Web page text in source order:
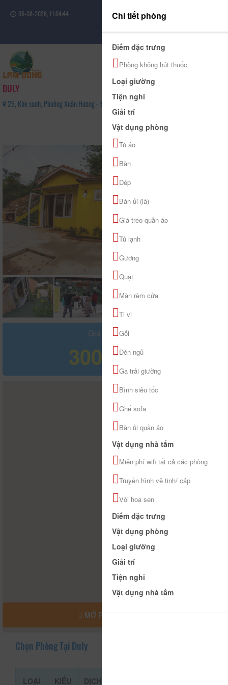
06-08-2026, 11:04:44
Đăng nhập
DULY
25, Khe sanh, Phường Xuân Hương - Đà Lạt, Tỉnh Lâm Đồng - 091 938 94 59
(0 Đánh giá)
Giá tham khảo
300.000 đ
MỞ RỘNG BẢN ĐỒ
Chọn Phòng Tại Duly
LOẠI
KIỂU
DỊCH
Chi tiết phòng
Điểm đặc trưng
Phòng không hút thuốc
Loại giường
Tiện nghi
Giải trí
Vật dụng phòng
Tủ áo
Bàn
Dép
Bàn ủi (là)
Giá treo quần áo
Tủ lạnh
Gương
Quạt
Màn rèm cửa
Ti vi
Gối
Đèn ngủ
Ga trải giường
Bình siêu tốc
Ghế sofa
Bàn ủi quần áo
Vật dụng nhà tắm
Miễn phí wifi tất cả các phòng
Truyền hình vệ tinh/ cáp
Vòi hoa sen
Điểm đặc trưng
Vật dụng phòng
Loại giường
Giải trí
Tiện nghi
Vật dụng nhà tắm